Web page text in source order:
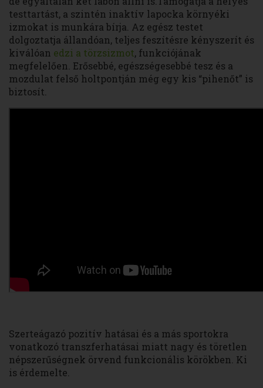
testtartást, a szintén inaktív lapocka környéki
izmokat is munkára bírja. Az egész testet
dolgoztatja állandóan, teljes feszítésre kényszerít és
kiválóan edzi a törzsizmot, funkciójának
megfelelően. Erősebbé, egészségesebbé tesz és a
mozdulat felső holtpontján még egy kis “pihenőt” is
biztosít.
Szerteágazó pozitív hatásai és a más sportokra
vonatkozó transzferhatásai miatt nagy és töretlen
népszerűségnek örvend funkcionális körökben. Ki
is érdemelte.